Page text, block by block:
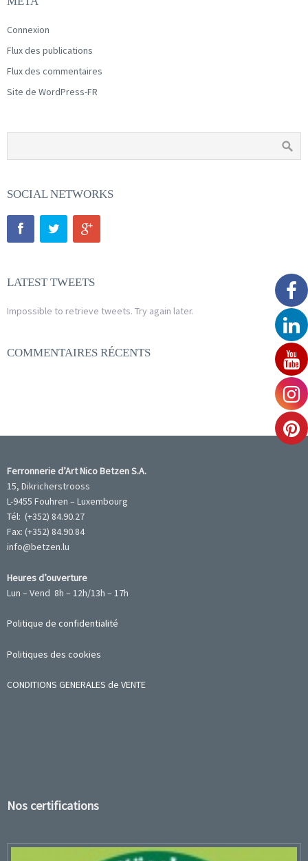
Connexion
Flux des publications
Flux des commentaires
Site de WordPress-FR
SOCIAL NETWORKS
LATEST TWEETS
Impossible to retrieve tweets. Try again later.
COMMENTAIRES RÉCENTS
Ferronnerie d’Art Nico Betzen S.A.
15, Dikricherstrooss
L-9455 Fouhren – Luxembourg
Tél: (+352) 84.90.27
Fax: (+352) 84.90.84
info@betzen.lu
Heures d’ouverture
Lun – Vend 8h – 12h/13h – 17h
Politique de confidentialité
Politiques des cookies
CONDITIONS GENERALES de VENTE
Nos certifications